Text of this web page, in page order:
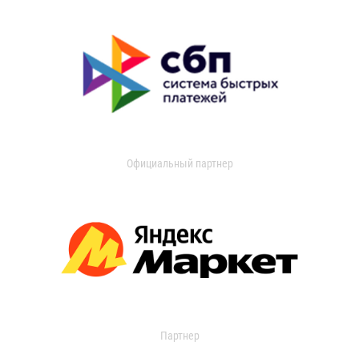
Официальный партнер
Партнер